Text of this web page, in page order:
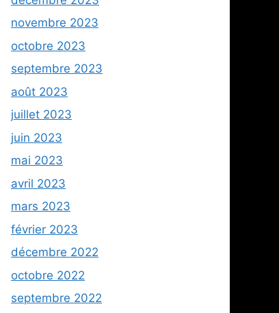
novembre 2023
octobre 2023
septembre 2023
août 2023
juillet 2023
juin 2023
mai 2023
avril 2023
mars 2023
février 2023
décembre 2022
octobre 2022
septembre 2022